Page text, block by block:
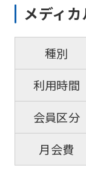
メディ
種別
利用時間
会員区分
月会費